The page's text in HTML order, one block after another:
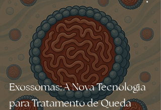
Exossomas: A Nova Tecnologia
para Tratamento de Queda